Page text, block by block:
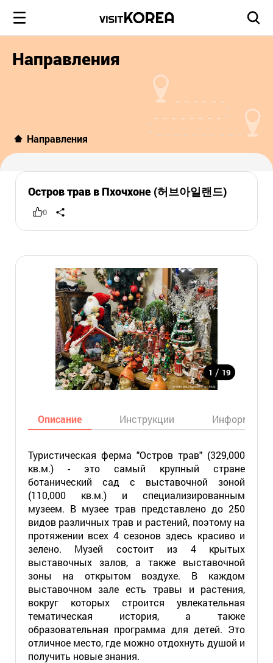
Направления
Направления
Остров трав в Пхочхоне (허브아일랜드)
0
1 / 19
Описание Инструкции Информация
Туристическая ферма "Остров трав" (329,000
кв.м.) - это самый крупный стране
ботанический сад с выставочной зоной
(110,000 кв.м.) и специализированным
музеем. В музее трав представлено до 250
видов различных трав и растений, поэтому на
протяжении всех 4 сезонов здесь красиво и
зелено. Музей состоит из 4 крытых
выставочных залов, а также выставочной
зоны на открытом воздухе. В каждом
выставочном зале есть травы и растения,
вокруг которых строится увлекательная
тематическая история, а также
образовательная программа для детей. Это
отличное место, где можно отдохнуть душой и
получить новые знания.